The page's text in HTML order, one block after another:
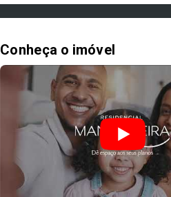
Conheça o imóvel